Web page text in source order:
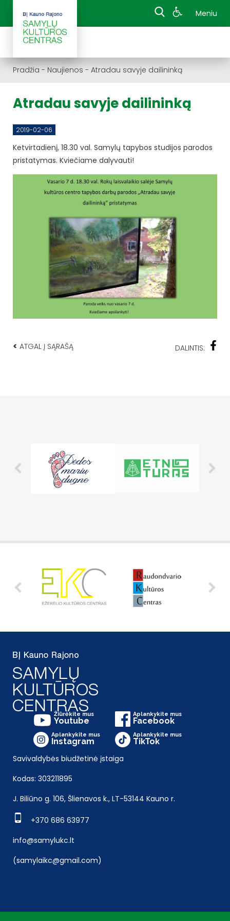
Meniu
Pradžia - Naujienos - Atradau savyje dailininką
Atradau savyje dailininką
2019-02-06
Ketvirtadienį, 18.30 val. Samylų tapybos studijos parodos
pristatymas. Kviečiame dalyvauti!
< ATGAL Į SĄRAŠĄ DALINTIS:
Žiūrėkite mus
Youtube
Aplankykite mus
Facebook
Aplankykite mus
Instagram
Aplankykite mus
TikTok
Savivaldybės biudžetinė įstaiga
Kodas: 303211895
J. Biliūno g. 106, Šlienavos k., LT-53144 Kauno r.
+370 686 63977
info@samylukc.lt
(samylaikc@gmail.com)